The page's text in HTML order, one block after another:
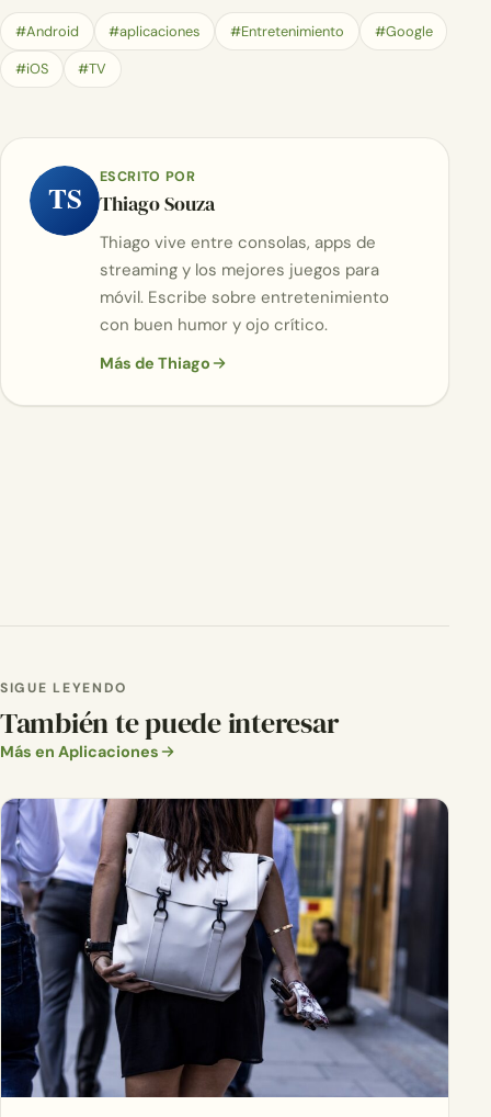
#Android #aplicaciones #Entretenimiento #Google
#iOS #TV
TS
ESCRITO POR
Thiago Souza
Thiago vive entre consolas, apps de
streaming y los mejores juegos para
móvil. Escribe sobre entretenimiento
con buen humor y ojo crítico.
Más de Thiago
SIGUE LEYENDO
También te puede interesar
Más en Aplicaciones